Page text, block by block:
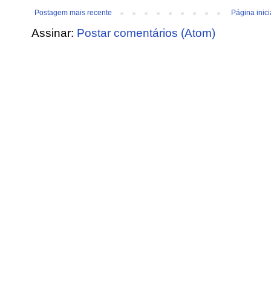
Postagem mais recente Página
Assinar: Postar comentários (Atom)